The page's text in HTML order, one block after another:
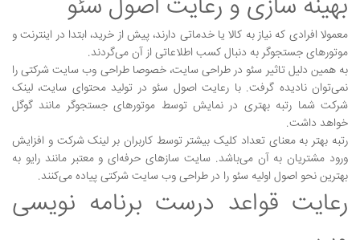
بهینه سازی و رعایت اصول سئو
معمولا افرادی که نیاز به کالا یا خدماتی دارند، پیش از خرید، ابتدا در اینترنت و
موتورهای جستجوگر به دنبال کسب اطلاعاتی از آن می‌گردند.
به همین دلیل تاثیر سئو در طراحی سایت، خصوصا طراحی وب سایت شرکتی را
نمی‌توان نادیده گرفت. با رعایت اصول سئو در تولید محتوای سایت، لینک
شرکت شما رتبه بهتری در نمایش توسط موتورهای جستجوگر مانند گوگل
خواهد داشت.
رتبه بهتر به معنای تعداد کلیک بیشتر توسط کاربران بر لینک شرکت و افزایش
ورود مشتریان به آن می‌باشد. سایت سازهای حرفه‌ای و معتبر مانند رایو به
بهترین نحو اصول اولیه سئو را در طراحی وب سایت شرکتی پیاده می‌کنند.
رعایت قواعد درست برنامه نویسی